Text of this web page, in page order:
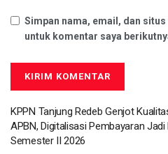
Simpan nama, email, dan
untuk komentar saya
KPPN Tanjung Redeb Genjot
APBN, Digitalisasi Pembayaran Jadi
Semester II 2026